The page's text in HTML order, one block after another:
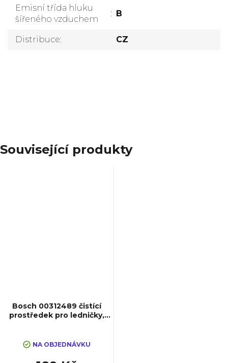
Související produkty
Bosch 00312489 čistící
prostředek pro ledničky,
NA OBJEDNÁVKU
Emisní třída hluku
šířeného vzduchem
: B
Distribuce: CZ